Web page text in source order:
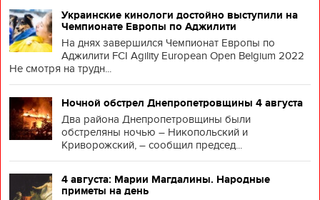
Украинские кинологи достойно выступили на
Чемпионате Европы по Аджилити
На днях завершился Чемпионат Европы по
Аджилити FCI Agility European Open Belgium 2022
Не смотря на трудн...
Ночной обстрел Днепропетровщины 4 августа
Два района Днепропетровщины были
обстреляны ночью – Никопольский и
Криворожский, – сообщил председ...
4 августа: Марии Магдалины. Народные
приметы на день